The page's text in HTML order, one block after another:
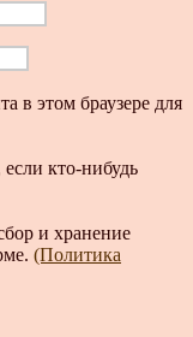
в этом браузере для
кто-нибудь
и хранение
(Политика